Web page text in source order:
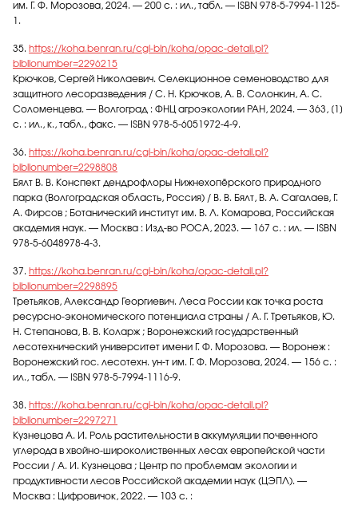
им. Г. Ф. Морозова, 2024. — 200 с. : ил., табл. — ISBN 978-5-7994-1125-
1.
35. https://koha.benran.ru/cgi-bin/koha/opac-detail.pl?
biblionumber=2296215
Крючков, Сергей Николаевич. Селекционное семеноводство для
защитного лесоразведения / С. Н. Крючков, А. В. Солонкин, А. С.
Соломенцева. — Волгоград : ФНЦ агроэкологии РАН, 2024. — 363, [1]
с. : ил., к., табл., факс. — ISBN 978-5-6051972-4-9.
36. https://koha.benran.ru/cgi-bin/koha/opac-detail.pl?
biblionumber=2298808
Бялт В. В. Конспект дендрофлоры Нижнехопёрского природного
парка (Волгоградская область, Россия) / В. В. Бялт, В. А. Сагалаев, Г.
А. Фирсов ; Ботанический институт им. В. Л. Комарова, Российская
академия наук. — Москва : Изд-во РОСА, 2023. — 167 c. : ил. — ISBN
978-5-6048978-4-3.
37. https://koha.benran.ru/cgi-bin/koha/opac-detail.pl?
biblionumber=2298895
Третьяков, Александр Георгиевич. Леса России как точка роста
ресурсно-экономического потенциала страны / А. Г. Третьяков, Ю.
Н. Степанова, В. В. Коларж ; Воронежский государственный
лесотехнический университет имени Г. Ф. Морозова. — Воронеж :
Воронежский гос. лесотехн. ун-т им. Г. Ф. Морозова, 2024. — 156 с. :
ил., табл. — ISBN 978-5-7994-1116-9.
38. https://koha.benran.ru/cgi-bin/koha/opac-detail.pl?
biblionumber=2297271
Кузнецова А. И. Роль растительности в аккумуляции почвенного
углерода в хвойно-широколиственных лесах европейской части
России / А. И. Кузнецова ; Центр по проблемам экологии и
продуктивности лесов Российской академии наук (ЦЭПЛ). —
Москва : Цифровичок, 2022. — 103 с. :